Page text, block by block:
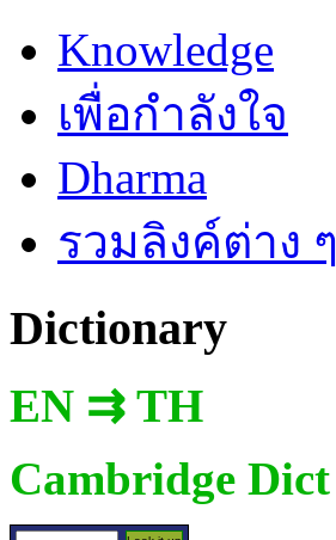
Knowledge
เพื่อกำลังใจ
Dharma
รวมลิงค์ต่าง ๆ
Dictionary
EN ⇉ TH
Cambridge Dict